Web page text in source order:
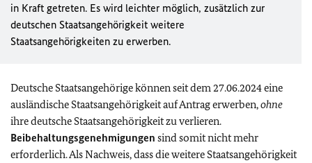
in Kraft getreten. Es wird leichter möglich, zusätzlich zur
deutschen Staatsangehörigkeit weitere
Staatsangehörigkeiten zu erwerben.
Deutsche Staatsangehörige können seit dem 27.06.2024 eine
ausländische Staatsangehörigkeit auf Antrag erwerben,ohne
ihre deutsche Staatsangehörigkeit zu verlieren.
Beibehaltungsgenehmigungen sind somit nicht mehr
erforderlich. Als Nachweis, dass die weitere Staatsangehörigkeit